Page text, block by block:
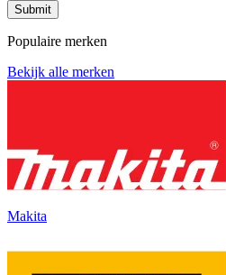
Submit
Populaire merken
Bekijk alle merken
Makita